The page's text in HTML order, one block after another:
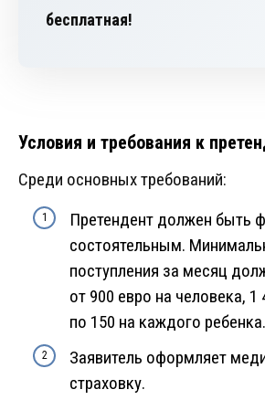
бесплатная!
Условия и требования к
Среди основных требований:
Претендент должен быть
состоятельным.
поступления за месяц
от 900 евро на человека,
по 150 на каждого ребенка.
Заявитель оформляет
страховку.